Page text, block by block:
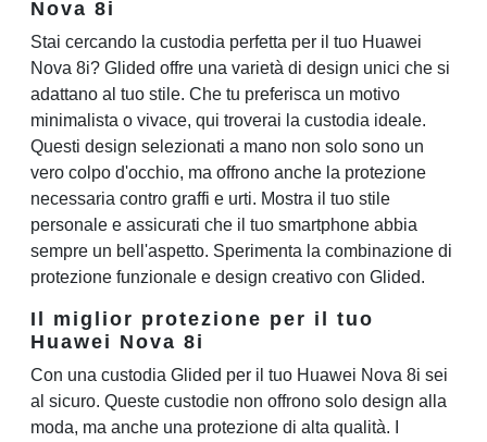
Nova 8i
Stai cercando la custodia perfetta per il tuo Huawei
Nova 8i? Glided offre una varietà di design unici che si
adattano al tuo stile. Che tu preferisca un motivo
minimalista o vivace, qui troverai la custodia ideale.
Questi design selezionati a mano non solo sono un
vero colpo d'occhio, ma offrono anche la protezione
necessaria contro graffi e urti. Mostra il tuo stile
personale e assicurati che il tuo smartphone abbia
sempre un bell'aspetto. Sperimenta la combinazione di
protezione funzionale e design creativo con Glided.
Il miglior protezione per il tuo
Huawei Nova 8i
Con una custodia Glided per il tuo Huawei Nova 8i sei
al sicuro. Queste custodie non offrono solo design alla
moda, ma anche una protezione di alta qualità. I